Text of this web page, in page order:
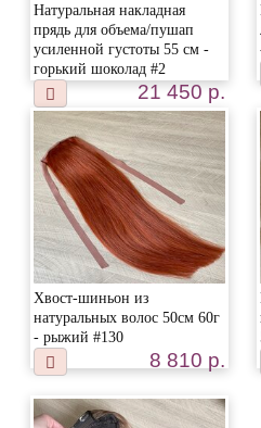
Натуральная накладная
прядь для объема/пушап
усиленной густоты 55 см -
горький шоколад #2
21 450 р.
Хвост-шиньон из
натуральных волос 50см 60г
- рыжий #130
8 810 р.